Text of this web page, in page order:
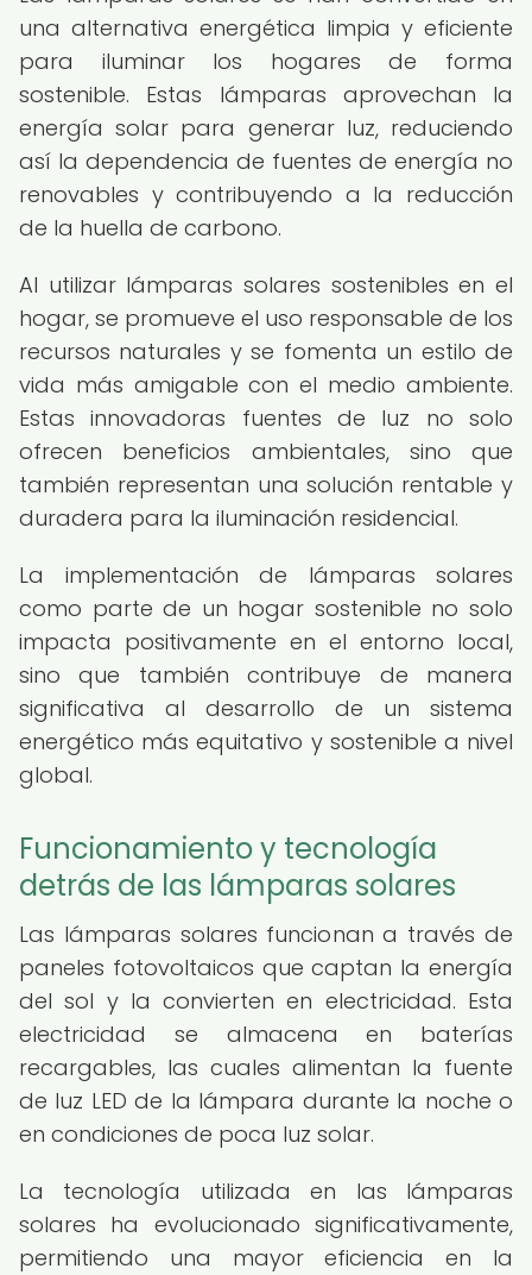
una alternativa energética limpia y eficiente
para iluminar los hogares de forma
sostenible. Estas lámparas aprovechan la
energía solar para generar luz, reduciendo
así la dependencia de fuentes de energía no
renovables y contribuyendo a la reducción
de la huella de carbono.
Al utilizar lámparas solares sostenibles en el
hogar, se promueve el uso responsable de los
recursos naturales y se fomenta un estilo de
vida más amigable con el medio ambiente.
Estas innovadoras fuentes de luz no solo
ofrecen beneficios ambientales, sino que
también representan una solución rentable y
duradera para la iluminación residencial.
La implementación de lámparas solares
como parte de un hogar sostenible no solo
impacta positivamente en el entorno local,
sino que también contribuye de manera
significativa al desarrollo de un sistema
energético más equitativo y sostenible a nivel
global.
Funcionamiento y tecnología
detrás de las lámparas solares
Las lámparas solares funcionan a través de
paneles fotovoltaicos que captan la energía
del sol y la convierten en electricidad. Esta
electricidad se almacena en baterías
recargables, las cuales alimentan la fuente
de luz LED de la lámpara durante la noche o
en condiciones de poca luz solar.
La tecnología utilizada en las lámparas
solares ha evolucionado significativamente,
permitiendo una mayor eficiencia en la